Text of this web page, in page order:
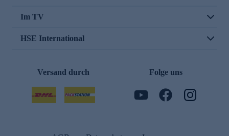
Im TV
HSE International
Versand durch Folge uns